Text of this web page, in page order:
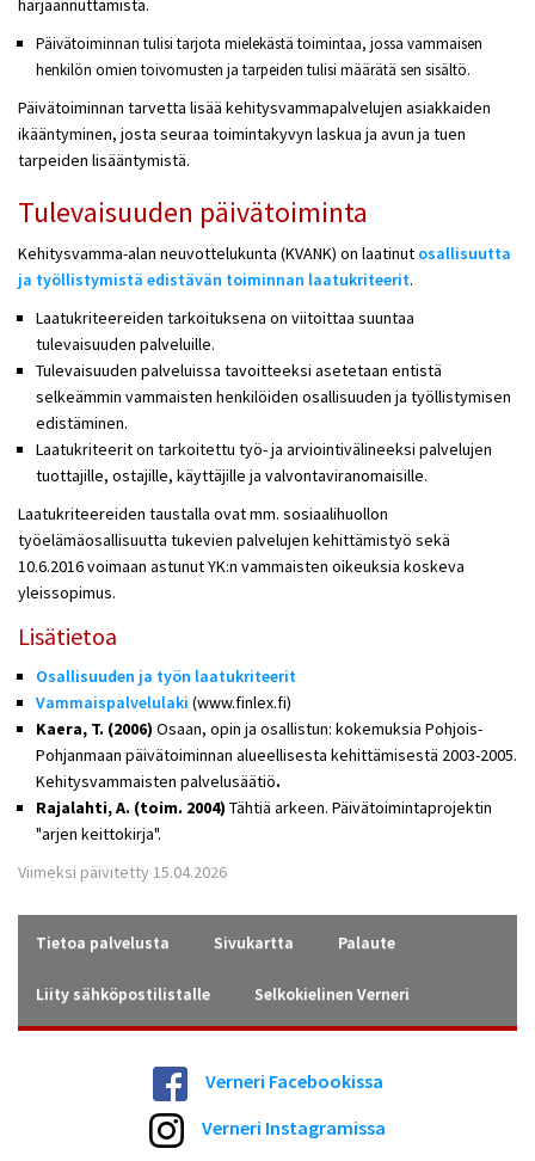
harjaannuttamista.
Päivätoiminnan tulisi tarjota mielekästä toimintaa, jossa vammaisen
henkilön omien toivomusten ja tarpeiden tulisi määrätä sen sisältö.
Päivätoiminnan tarvetta lisää kehitysvammapalvelujen asiakkaiden
ikääntyminen, josta seuraa toimintakyvyn laskua ja avun ja tuen
tarpeiden lisääntymistä.
Tulevaisuuden päivätoiminta
Kehitysvamma-alan neuvottelukunta (KVANK) on laatinut osallisuutta
ja työllistymistä edistävän toiminnan laatukriteerit.
Laatukriteereiden tarkoituksena on viitoittaa suuntaa
tulevaisuuden palveluille.
Tulevaisuuden palveluissa tavoitteeksi asetetaan entistä
selkeämmin vammaisten henkilöiden osallisuuden ja työllistymisen
edistäminen.
Laatukriteerit on tarkoitettu työ- ja arviointivälineeksi palvelujen
tuottajille, ostajille, käyttäjille ja valvontaviranomaisille.
Laatukriteereiden taustalla ovat mm. sosiaalihuollon
työelämäosallisuutta tukevien palvelujen kehittämistyö sekä
10.6.2016 voimaan astunut YK:n vammaisten oikeuksia koskeva
yleissopimus.
Lisätietoa
Osallisuuden ja työn laatukriteerit
Vammaispalvelulaki (www.finlex.fi)
Kaera, T. (2006) Osaan, opin ja osallistun: kokemuksia Pohjois-
Pohjanmaan päivätoiminnan alueellisesta kehittämisestä 2003-2005.
Kehitysvammaisten palvelusäätiö.
Rajalahti, A. (toim. 2004) Tähtiä arkeen. Päivätoimintaprojektin
"arjen keittokirja".
Viimeksi päivitetty 15.04.2026
Tietoa palvelusta Sivukartta Palaute
Liity sähköpostilistalle Selkokielinen Verneri
Verneri Facebookissa
Verneri Instagramissa